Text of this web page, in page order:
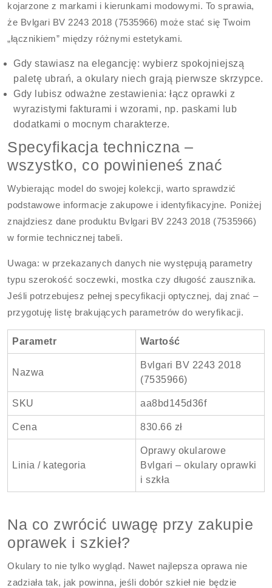
kojarzone z markami i kierunkami modowymi. To sprawia,
że Bvlgari BV 2243 2018 (7535966) może stać się Twoim
„łącznikiem” między różnymi estetykami.
Gdy stawiasz na elegancję: wybierz spokojniejszą
paletę ubrań, a okulary niech grają pierwsze skrzypce.
Gdy lubisz odważne zestawienia: łącz oprawki z
wyrazistymi fakturami i wzorami, np. paskami lub
dodatkami o mocnym charakterze.
Specyfikacja techniczna –
wszystko, co powinieneś znać
Wybierając model do swojej kolekcji, warto sprawdzić
podstawowe informacje zakupowe i identyfikacyjne. Poniżej
znajdziesz dane produktu Bvlgari BV 2243 2018 (7535966)
w formie technicznej tabeli.
Uwaga: w przekazanych danych nie występują parametry
typu szerokość soczewki, mostka czy długość zausznika.
Jeśli potrzebujesz pełnej specyfikacji optycznej, daj znać –
przygotuję listę brakujących parametrów do weryfikacji.
Parametr Wartość
Nazwa
Bvlgari BV 2243 2018
(7535966)
SKU aa8bd145d36f
Cena 830.66 zł
Linia / kategoria
Oprawy okularowe
Bvlgari – okulary oprawki
i szkła
Na co zwrócić uwagę przy zakupie
oprawek i szkieł?
Okulary to nie tylko wygląd. Nawet najlepsza oprawa nie
zadziała tak, jak powinna, jeśli dobór szkieł nie będzie